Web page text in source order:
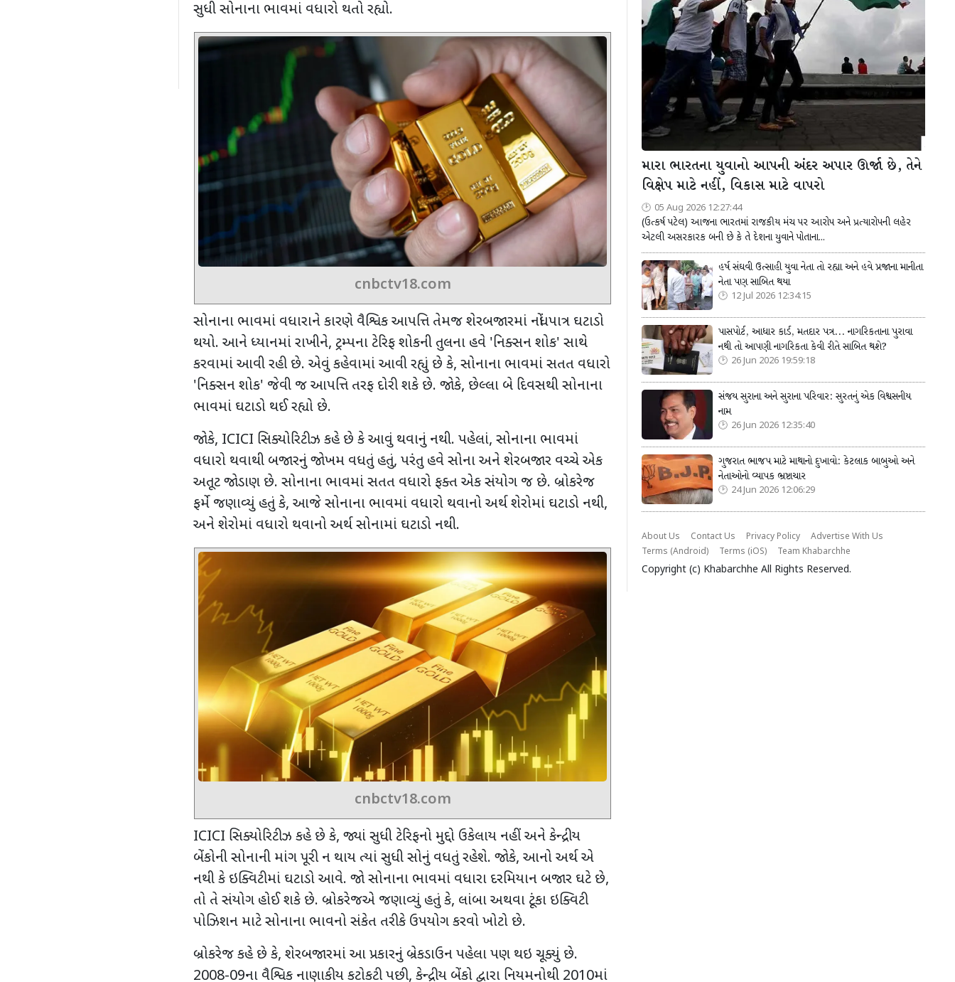
સુધી સોનાના ભાવમાં વધારો થતો રહ્યો.
cnbctv18.com
સોનાના ભાવમાં વધારાને કારણે વૈશ્વિક આપત્તિ તેમજ શેરબજારમાં નોંધપાત્ર ઘટાડો
થયો. આને ધ્યાનમાં રાખીને, ટ્રમ્પના ટેરિફ શોકની તુલના હવે 'નિક્સન શોક' સાથે
કરવામાં આવી રહી છે. એવું કહેવામાં આવી રહ્યું છે કે, સોનાના ભાવમાં સતત વધારો
'નિક્સન શોક' જેવી જ આપત્તિ તરફ દોરી શકે છે. જોકે, છેલ્લા બે દિવસથી સોનાના
ભાવમાં ઘટાડો થઈ રહ્યો છે.
જોકે, ICICI સિક્યોરિટીઝ કહે છે કે આવું થવાનું નથી. પહેલાં, સોનાના ભાવમાં
વધારો થવાથી બજારનું જોખમ વધતું હતું, પરંતુ હવે સોના અને શેરબજાર વચ્ચે એક
અતૂટ જોડાણ છે. સોનાના ભાવમાં સતત વધારો ફક્ત એક સંયોગ જ છે. બ્રોકરેજ
ફર્મે જણાવ્યું હતું કે, આજે સોનાના ભાવમાં વધારો થવાનો અર્થ શેરોમાં ઘટાડો નથી,
અને શેરોમાં વધારો થવાનો અર્થ સોનામાં ઘટાડો નથી.
cnbctv18.com
ICICI સિક્યોરિટીઝ કહે છે કે, જ્યાં સુધી ટેરિફનો મુદ્દો ઉકેલાય નહીં અને કેન્દ્રીય
બેંકોની સોનાની માંગ પૂરી ન થાય ત્યાં સુધી સોનું વધતું રહેશે. જોકે, આનો અર્થ એ
નથી કે ઇક્વિટીમાં ઘટાડો આવે. જો સોનાના ભાવમાં વધારા દરમિયાન બજાર ઘટે છે,
તો તે સંયોગ હોઈ શકે છે. બ્રોકરેજએ જણાવ્યું હતું કે, લાંબા અથવા ટૂંકા ઇક્વિટી
પોઝિશન માટે સોનાના ભાવનો સંકેત તરીકે ઉપયોગ કરવો ખોટો છે.
બ્રોકરેજ કહે છે કે, શેરબજારમાં આ પ્રકારનું બ્રેકડાઉન પહેલા પણ થઇ ચૂક્યું છે.
2008-09ના વૈશ્વિક નાણાકીય કટોકટી પછી, કેન્દ્રીય બેંકો દ્વારા નિયમનોથી 2010માં
મારા ભારતના યુવાનો આપની અંદર અપાર ઊર્જા છે, તેને
વિક્ષેપ માટે નહીં, વિકાસ માટે વાપરો
05 Aug 2026 12:27:44
(ઉત્કર્ષ પટેલ) આજના ભારતમાં રાજકીય મંચ પર આરોપ અને પ્રત્યારોપની લહેર
એટલી અસરકારક બની છે કે તે દેશના યુવાને પોતાના...
હર્ષ સંઘવી ઉત્સાહી યુવા નેતા તો રહ્યા અને હવે પ્રજાના માનીતા
નેતા પણ સાબિત થયા
12 Jul 2026 12:34:15
પાસપોર્ટ, આધાર કાર્ડ, મતદાર પત્ર... નાગરિકતાના પુરાવા
નથી તો આપણી નાગરિકતા કેવી રીતે સાબિત થશે?
26 Jun 2026 19:59:18
સંજય સુરાના અને સુરાના પરિવાર: સુરતનું એક વિશ્વસનીય
નામ
26 Jun 2026 12:35:40
ગુજરાત ભાજપ માટે માથાનો દુખાવો: કેટલાક બાબુઓ અને
નેતાઓનો વ્યાપક ભ્રષ્ટાચાર
24 Jun 2026 12:06:29
About Us Contact Us Privacy Policy
Advertise With Us
Terms (Android)
Terms (iOS) Team Khabarchhe
Copyright (c) Khabarchhe All Rights Reserved.